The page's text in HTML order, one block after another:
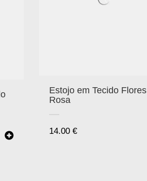
Estojo em Tecido Flores
Rosa
14.00 €